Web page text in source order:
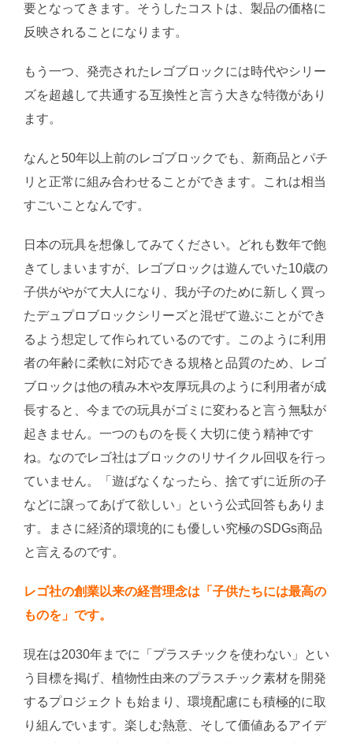
要となってきます。そうしたコストは、製品の価格に
反映されることになります。
もう一つ、発売されたレゴブロックには時代やシリー
ズを超越して共通する互換性と言う大きな特徴があり
ます。
なんと50年以上前のレゴブロックでも、新商品とパチ
リと正常に組み合わせることができます。これは相当
すごいことなんです。
日本の玩具を想像してみてください。どれも数年で飽
きてしまいますが、レゴブロックは遊んでいた10歳の
子供がやがて大人になり、我が子のために新しく買っ
たデュプロブロックシリーズと混ぜて遊ぶことができ
るよう想定して作られているのです。このように利用
者の年齢に柔軟に対応できる規格と品質のため、レゴ
ブロックは他の積み木や友厚玩具のように利用者が成
長すると、今までの玩具がゴミに変わると言う無駄が
起きません。一つのものを長く大切に使う精神です
ね。なのでレゴ社はブロックのリサイクル回収を行っ
ていません。「遊ばなくなったら、捨てずに近所の子
などに譲ってあげて欲しい」という公式回答もありま
す。まさに経済的環境的にも優しい究極のSDGs商品
と言えるのです。
レゴ社の創業以来の経営理念は「子供たちには最高の
ものを」です。
現在は2030年までに「プラスチックを使わない」とい
う目標を掲げ、植物性由来のプラスチック素材を開発
するプロジェクトも始まり、環境配慮にも積極的に取
り組んでいます。楽しむ熱意、そして価値あるアイデ